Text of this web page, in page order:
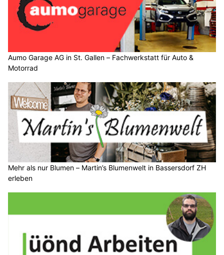
Aumo Garage AG in St. Gallen – Fachwerkstatt für Auto &
Motorrad
Mehr als nur Blumen – Martin’s Blumenwelt in Bassersdorf ZH
erleben